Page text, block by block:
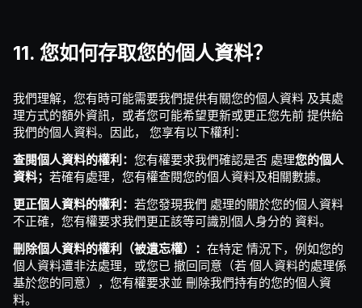
11. 您如何存取您的個人資料？
我們理解，您有時可能需要我們提供有關您的個人資料 及其處
理方式的額外資訊，或者您可能希望更新或更正您先前 提供給
我們的個人資料。因此， 您享有以下權利：
查閱個人資料的權利： 您有權要求我們確認是否 處理您的個人
資料； 若確有處理，您有權查閱您的個人資料及相關數據。
更正個人資料的權利： 若您發現我們 處理的關於您的個人資料
不正確，您有權要求我們更正該等可識別個人身分的 資料。
刪除個人資料的權利（被遺忘權）： 在特定 情況下，例如您的
個人資料遭非法處理，或您已 撤回同意（若 個人資料的處理係
基於您的同意），您有權要求並 刪除我們持有的您的個人資
料。